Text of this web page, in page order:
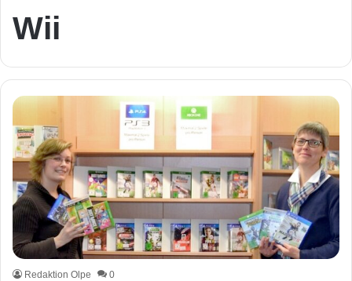
Wii
Redaktion Olpe 0